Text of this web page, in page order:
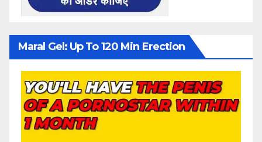
Maral Gel: Up To 120 Min Erection